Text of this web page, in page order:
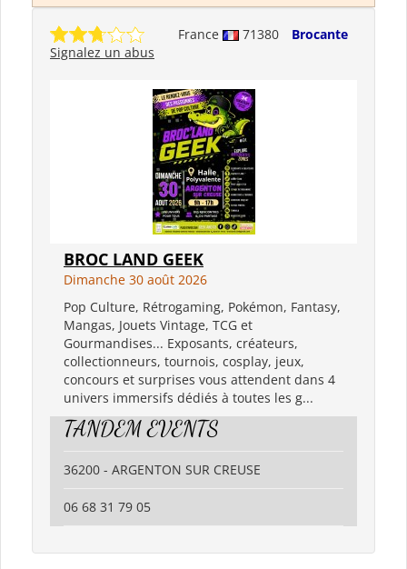
France 71380
Brocante
Signalez un abus
BROC LAND GEEK
Dimanche 30 août 2026
Pop Culture, Rétrogaming, Pokémon, Fantasy,
Mangas, Jouets Vintage, TCG et
Gourmandises... Exposants, créateurs,
collectionneurs, tournois, cosplay, jeux,
concours et surprises vous attendent dans 4
univers immersifs dédiés à toutes les g...
TANDEM EVENTS
36200 - ARGENTON SUR CREUSE
06 68 31 79 05